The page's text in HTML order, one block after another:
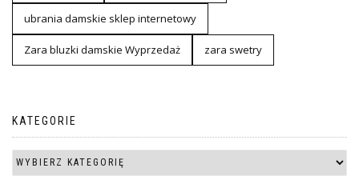
ubrania damskie sklep internetowy
Zara bluzki damskie Wyprzedaż zara swetry
KATEGORIE